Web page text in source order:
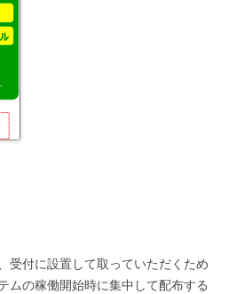
受付に設置して取っていただくため
ムの稼働開始時に集中して配布する